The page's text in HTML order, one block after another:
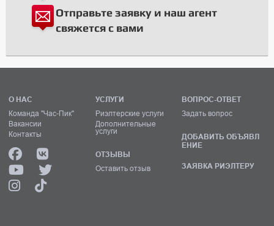
Отправьте заявку и наш агент
свяжется с вами
О НАС
Команда "Час-Пик"
Вакансии
Контакты
УСЛУГИ
Риэлтерские услуги
Дополнительные
услуги
ОТЗЫВЫ
Оставить отзыв
ВОПРОС-ОТВЕТ
Задать вопрос
ДОБАВИТЬ ОБЪЯВЛ
ЕНИЕ
ЗАЯВКА РИЭЛТЕРУ